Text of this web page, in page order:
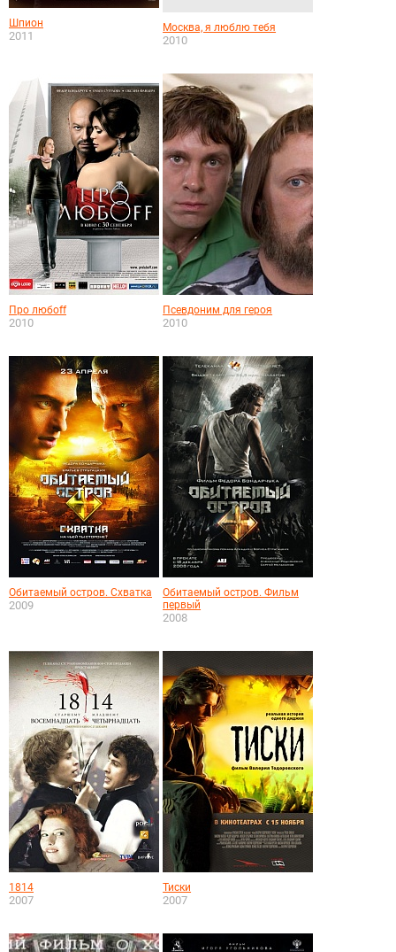
Шпион
2011
Москва, я люблю тебя
2010
Про любоff
2010
Псевдоним для героя
2010
Обитаемый остров. Схватка
2009
Обитаемый остров. Фильм
первый
2008
1814
2007
Тиски
2007